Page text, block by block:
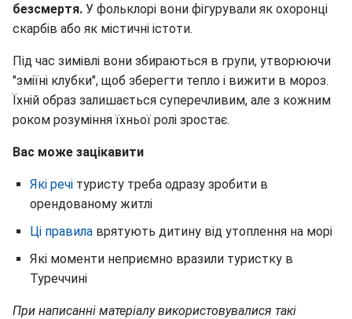
безсмертя. У фольклорі вони фігурували як охоронці
скарбів або як містичні істоти.
Під час зимівлі вони збираються в групи, утворюючи
"зміїні клубки", щоб зберегти тепло і вижити в мороз.
Їхній образ залишається суперечливим, але з кожним
роком розуміння їхньої ролі зростає.
Вас може зацікавити
Які речі туристу треба одразу зробити в
орендованому житлі
Ці правила врятують дитину від утоплення на морі
Які моменти неприємно вразили туристку в
Туреччині
При написанні матеріалу використовувалися такі